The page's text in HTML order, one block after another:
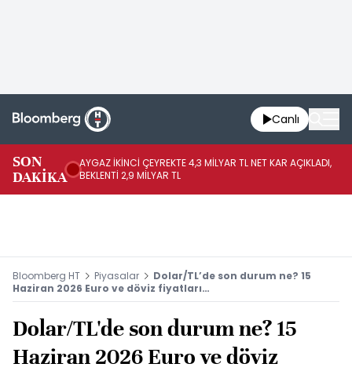
Canlı
SON
DAKİKA
AYGAZ İKİNCİ ÇEYREKTE 4,3 MİLYAR TL NET KAR AÇIKLADI,
BEKLENTİ 2,9 MİLYAR TL
Bloomberg HT Piyasalar
Dolar/TL’de son durum ne? 15
Haziran 2026 Euro ve döviz fiyatları…
Dolar/TL'de son durum ne? 15
Haziran 2026 Euro ve döviz